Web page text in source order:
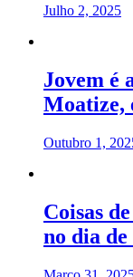
Julho 2, 2025
Jovem é
Moatize,
Outubro 1,
Coisas
no dia